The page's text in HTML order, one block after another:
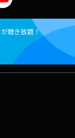
聴き放題！